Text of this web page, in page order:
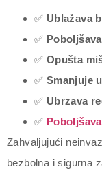
✅ Ublažava
✅
✅ Opušta
✅ Smanjuje
✅ Ubrzava
✅
Zahvaljujući
bezbolna i sigurna